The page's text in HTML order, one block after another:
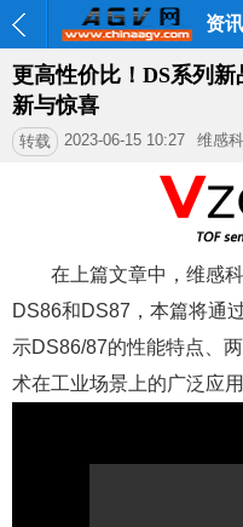
资讯
更高性价比！DS系列
新与惊喜
转载 2023-06-15 10:27 维感
在上篇文章中，维感
DS86和DS87，本篇将通
示DS86/87的性能特点、
术在工业场景上的广泛应用